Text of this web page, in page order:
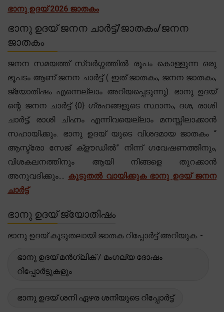
ഭാനു ഉദയ് 2026 ജാതകം
ഭാനു ഉദയ് ജനന ചാർട്ട്/ജാതകം/ജനന
ജാതകം
ജനന സമയത്ത് സ്വർഗ്ഗത്തിൽ രൂപം കൊള്ളുന്ന ഒരു
ഭൂപടം ആണ് ജനന ചാർട്ട് ( ഇത് ജാതകം, ജനന ജാതകം,
ജ്യോതിഷം എന്നെല്ലാം അറിയപ്പെടുന്നു). ഭാനു ഉദയ്
ന്റെ ജനന ചാർട്ട് {0} ഗ്രഹങ്ങളുടെ സ്ഥാനം, ദശ, രാശി
ചാർട്ട്, രാശി ചിഹ്നം എന്നിവയെല്ലാം മനസ്സിലാക്കാൻ
സഹായിക്കും. ഭാനു ഉദയ് യുടെ വിശദമായ ജാതകം “
ആസ്ട്രോ സേജ് ക്‌ളൗഡിൽ” നിന്ന് ഗവേഷണത്തിനും,
വിശകലനത്തിനും ആയി നിങ്ങളെ തുറക്കാൻ
അനുവദിക്കും.... കൂടുതൽ വായിക്കുക ഭാനു ഉദയ് ജനന
ചാർട്ട്
ഭാനു ഉദയ് ജ്യോതിഷം
ഭാനു ഉദയ് കൂടുതലായി ജാതക റിപ്പോർട്ട് അറിയുക. -
ഭാനു ഉദയ് മൻഗ്ലിക് / മംഗല്യ ദോഷം
റിപ്പോർട്ടുകളും
ഭാനു ഉദയ് ശനി ഏഴര ശനിയുടെ റിപ്പോർട്ട്